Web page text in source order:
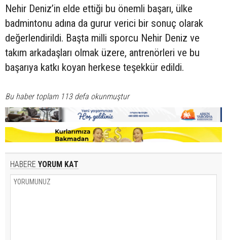
Nehir Deniz’in elde ettiği bu önemli başarı, ülke
badmintonu adına da gurur verici bir sonuç olarak
değerlendirildi. Başta milli sporcu Nehir Deniz ve
takım arkadaşları olmak üzere, antrenörleri ve bu
başarıya katkı koyan herkese teşekkür edildi.
Bu haber toplam 113 defa okunmuştur
HABERE YORUM KAT